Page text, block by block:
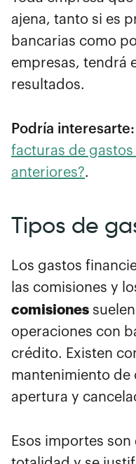
ajena, tanto si es
bancarias como
empresas, tendrá
resultados.
Podría interesarte:
facturas de
anteriores?.
Tipos de
Los gastos
las comisiones y
comisiones
operaciones con
crédito. Existen
mantenimiento de
apertura y
Esos importes